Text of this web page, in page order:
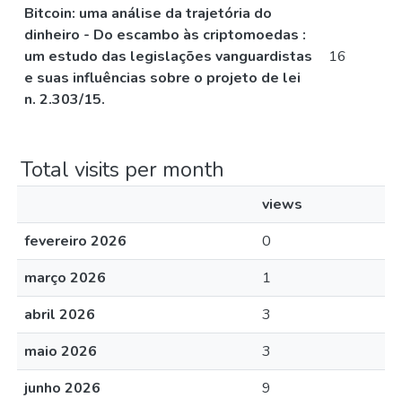
Bitcoin: uma análise da trajetória do
dinheiro - Do escambo às criptomoedas :
um estudo das legislações vanguardistas
e suas influências sobre o projeto de lei
n. 2.303/15.
16
Total visits per month
views
fevereiro 2026
0
março 2026
1
abril 2026
3
maio 2026
3
junho 2026
9